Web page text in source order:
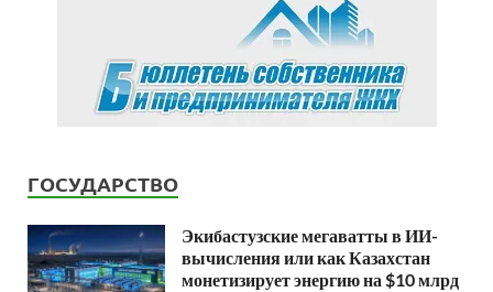
ГОСУДАРСТВО
Экибастузские мегаватты в ИИ-
вычисления или как Казахстан
монетизирует энергию на $10 млрд